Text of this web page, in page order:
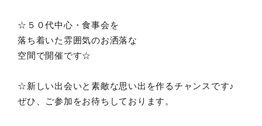
☆５０代中心・食事会を
落ち着いた雰囲気のお洒落な
空間で開催です☆
☆新しい出会いと素敵な思い出を作るチャンスです♪
ぜひ、ご参加をお待ちしております。